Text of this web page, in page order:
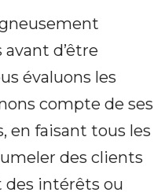
d’être
évaluons les
compte de ses
en faisant tous les
des clients
des intérêts ou